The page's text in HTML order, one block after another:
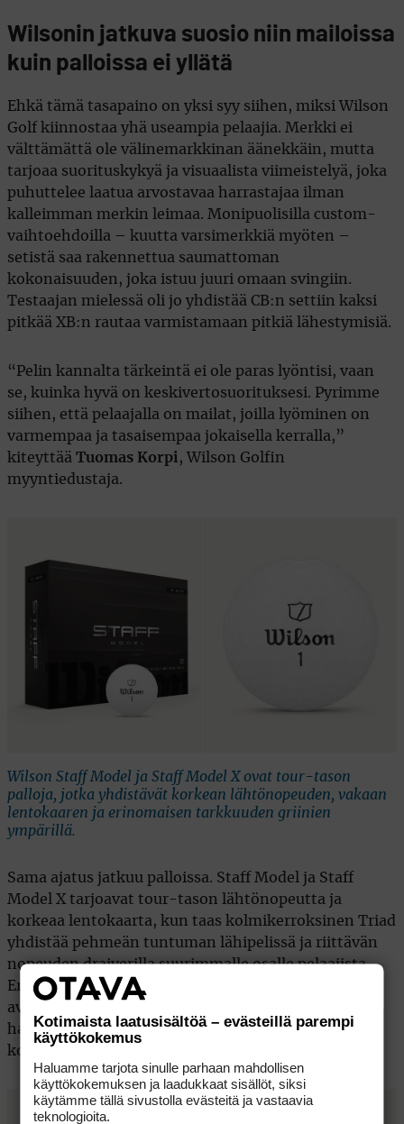
Wilsonin jatkuva suosio niin mailoissa
kuin palloissa ei yllätä
Ehkä tämä tasapaino on yksi syy siihen, miksi Wilson
Golf kiinnostaa yhä useampia pelaajia. Merkki ei
välttämättä ole välinemarkkinan äänekkäin, mutta
tarjoaa suorituskykyä ja visuaalista viimeistelyä, joka
puhuttelee laatua arvostavaa harrastajaa ilman
kalleimman merkin leimaa. Monipuolisilla custom-
vaihtoehdoilla – kuutta varsimerkkiä myöten –
setistä saa rakennettua saumattoman
kokonaisuuden, joka istuu juuri omaan svingiin.
Testaajan mielessä oli jo yhdistää CB:n settiin kaksi
pitkää XB:n rautaa varmistamaan pitkiä lähestymisiä.
“Pelin kannalta tärkeintä ei ole paras lyöntisi, vaan
se, kuinka hyvä on keskivertosuorituksesi. Pyrimme
siihen, että pelaajalla on mailat, joilla lyöminen on
varmempaa ja tasaisempaa jokaisella kerralla,”
kiteyttää Tuomas Korpi , Wilson Golfin
myyntiedustaja.
Wilson Staff Model ja Staff Model X ovat tour-tason
palloja, jotka yhdistävät korkean lähtönopeuden, vakaan
lentokaaren ja erinomaisen tarkkuuden griinien
ympärillä.
Sama ajatus jatkuu palloissa. Staff Model ja Staff
Model X tarjoavat tour-tason lähtönopeutta ja
korkeaa lentokaarta, kun taas kolmikerroksinen Triad
yhdistää pehmeän tuntuman lähipelissä ja riittävän
nopeuden draiverilla suurimmalle osalle pelaajista.
Erityisesti Triad puhuttelee pelaajaa, joka arvostaa
avauksissa pituutta ja lähipelissä kontrollia, mutta
haluaa pitää palloihin upotettavat kustannukset
kohtuullisena.
Kotimaista laatusisältöä – evästeillä parempi
käyttökokemus
Haluamme tarjota sinulle parhaan mahdollisen
käyttökokemuksen ja laadukkaat sisällöt, siksi
käytämme tällä sivustolla evästeitä ja vastaavia
teknologioita.